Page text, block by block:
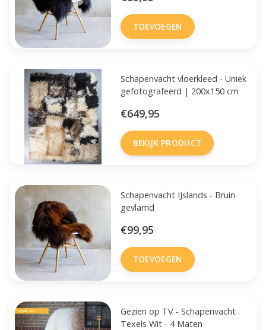
TOEVOEGEN
Schapenvacht vloerkleed - Uniek
gefotografeerd | 200x150 cm
€649,95
BEKIJK PRODUCT
Schapenvacht IJslands - Bruin
gevlamd
€99,95
TOEVOEGEN
Gezien op TV - Schapenvacht
Texels Wit - 4 Maten